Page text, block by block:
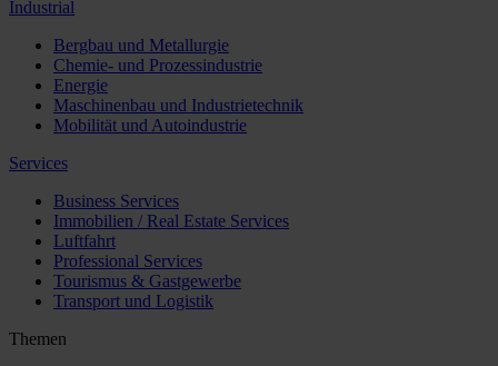
Industrial
Bergbau und Metallurgie
Chemie- und Prozessindustrie
Energie
Maschinenbau und Industrietechnik
Mobilität und Autoindustrie
Services
Business Services
Immobilien / Real Estate Services
Luftfahrt
Professional Services
Tourismus & Gastgewerbe
Transport und Logistik
Themen